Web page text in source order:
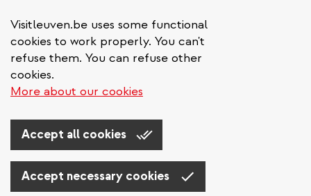
Visitleuven.be uses some functional
cookies to work properly. You can't
refuse them. You can refuse other
cookies.
More about our cookies
Accept all cookies
Accept necessary cookies